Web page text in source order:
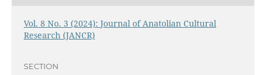
Vol. 8 No. 3 (2024): Journal of Anatolian Cultural
Research (JANCR)
SECTION